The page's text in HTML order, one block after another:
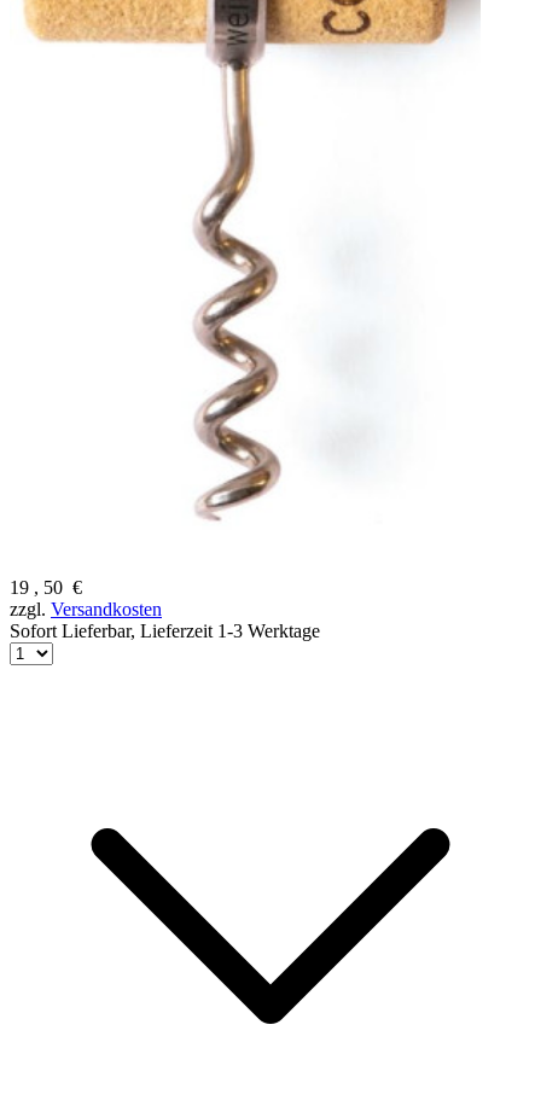
19 , 50 €
zzgl. Versandkosten
Sofort Lieferbar, Lieferzeit 1-3 Werktage